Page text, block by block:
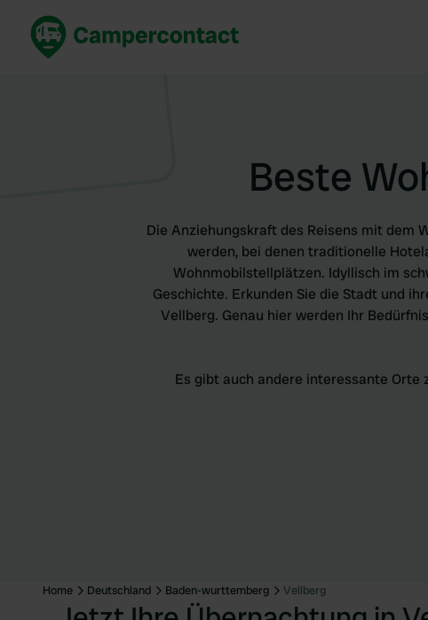
Sicher buchen
Alle ansehen...
Frankreich
Italien
Spanien
Beste
Die Anziehungskraft des Reisens mit dem
werden, bei denen traditionelle
Wohnmobilstellplätzen. Idyllisch im
Geschichte. Erkunden Sie die Stadt und
Vellberg. Genau hier werden Ihr
Es gibt auch andere interessante Orte
Home Deutschland Baden-wurttemberg Vellberg